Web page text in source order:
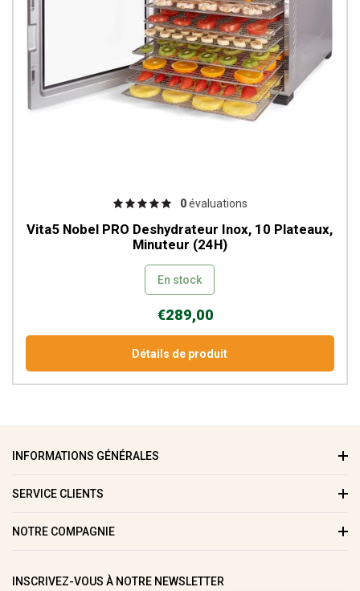
0évaluations
Vita5 Nobel PRO Deshydrateur Inox, 10 Plateaux,
Minuteur (24H)
En stock
€289,00
Détails de produit
INFORMATIONS GÉNÉRALES
SERVICE CLIENTS
NOTRE COMPAGNIE
INSCRIVEZ-VOUS À NOTRE NEWSLETTER